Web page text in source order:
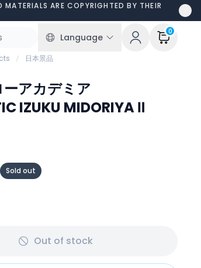
ARE COPYRIGHTED BY THEIR
Language
0
日本景品
アカデミア
IZUKU MIDORIYA Ⅱ
Sold out
Out of stock